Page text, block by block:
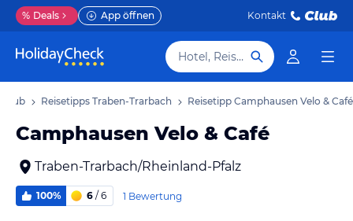
% Deals App öffnen Kontakt
Hotel, Reiseziel
Reisetipps Traben-Trarbach Reisetipp Camphausen Velo & Café
Camphausen Velo & Café
Traben-Trarbach/Rheinland-Pfalz
100% 6 / 6 1 Bewertung